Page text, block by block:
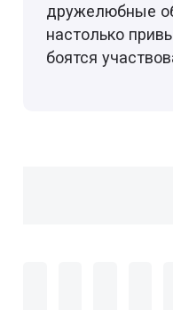
дружелюбные
настолько
боятся